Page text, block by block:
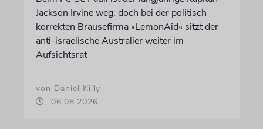
Jackson Irvine weg, doch bei der politisch
korrekten Brausefirma »LemonAid« sitzt der
anti-israelische Australier weiter im
Aufsichtsrat
von Daniel Killy
06.08.2026